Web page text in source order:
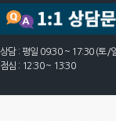
상담 : 평일 09:30 ~ 17:30 (토/
점심 : 12:30 ~ 13:30